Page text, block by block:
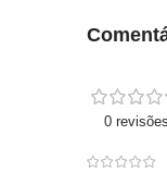
0 revisões